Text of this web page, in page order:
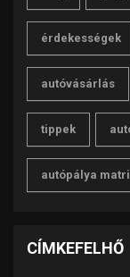
érdekességek
autóvásárlás
tippek
autópálya
CÍMKEFELHŐ